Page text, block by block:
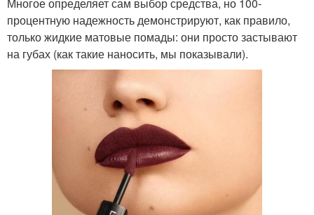
Многое определяет сам выбор средства, но 100-
процентную надежность демонстрируют, как правило,
только жидкие матовые помады: они просто застывают
на губах (как такие наносить, мы показывали).